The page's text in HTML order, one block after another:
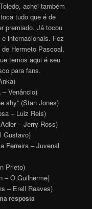
achei também
tudo que é de
premiado. Já tocou
internacionais. Fez
Hermeto Pascoal,
temos aqui é seu
para fans.
Venâncio)
shy” (Stan Jones)
– Luiz Reis)
– Jerry Ross)
Gustavo)
Ferreira – Juvenal
Prieto)
– O.Guilherme)
– Erell Reaves)
resposta